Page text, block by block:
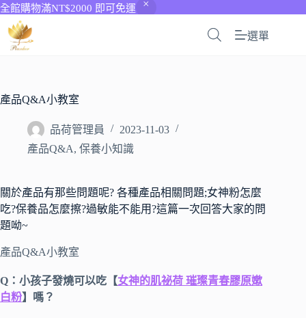
全館購物滿NT$2000 即可免運
選單
產品Q&A小教室
品荷管理員
2023-11-03
產品Q&A, 保養小知識
關於產品有那些問題呢? 各種產品相關問題;女神粉怎麼
吃?保養品怎麼擦?過敏能不能用?這篇一次回答大家的問
題呦~
產品Q&A小教室
Q：小孩子發燒可以吃【女神的肌祕荷 璀璨青春膠原嫰
白粉】嗎？